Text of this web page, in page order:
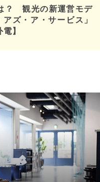
？ 観光の新運営モデ
ズ・ア・サービス」
】